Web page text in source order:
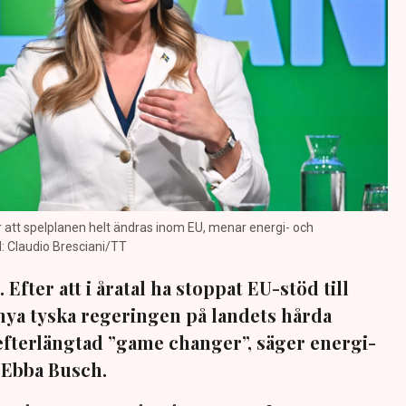
spelplanen helt ändras inom EU, menar energi- och
Claudio Bresciani/TT
Efter att i åratal ha stoppat EU-stöd till
tyska regeringen på landets hårda
”game changer”, säger energi-
Busch.